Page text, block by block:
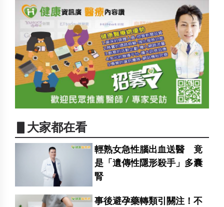
▋大家都在看
輕熟女急性腦出血送醫 竟
是「遺傳性隱形殺手」多囊
腎
事後避孕藥轉類引關注！不